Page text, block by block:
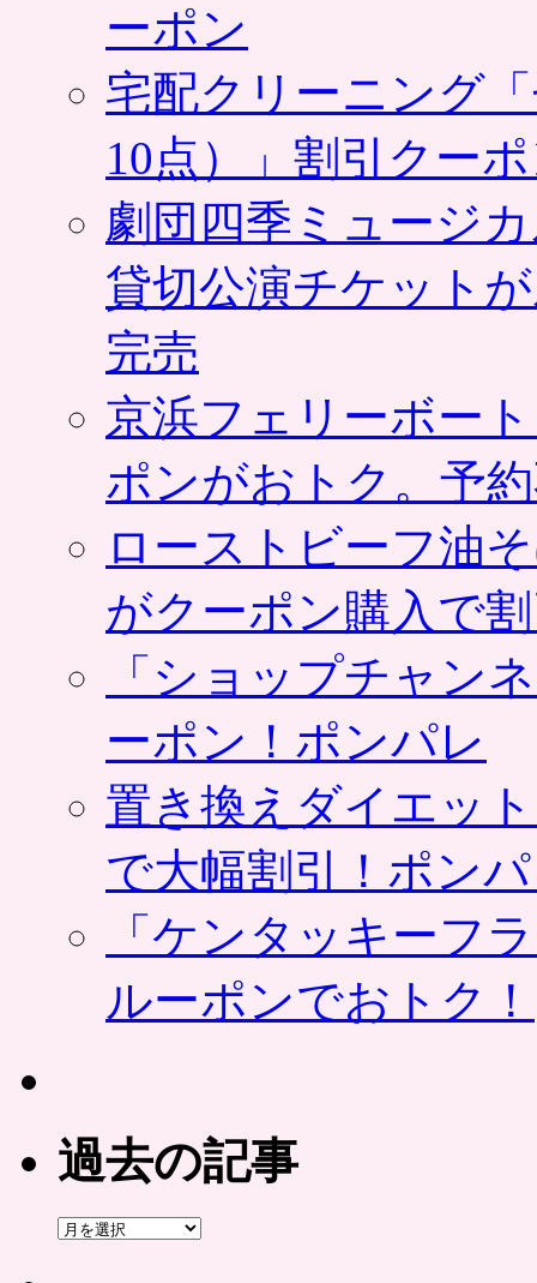
ーポン
宅配クリーニング
10点）」割引クー
劇団四季ミュージ
貸切公演チケット
完売
京浜フェリーボー
ポンがおトク。予
ローストビーフ油
がクーポン購入で
「ショップチャン
ーポン！ポンパレ
置き換えダイエッ
で大幅割引！ポン
「ケンタッキーフ
ルーポンでおトク！
過去の記事
過